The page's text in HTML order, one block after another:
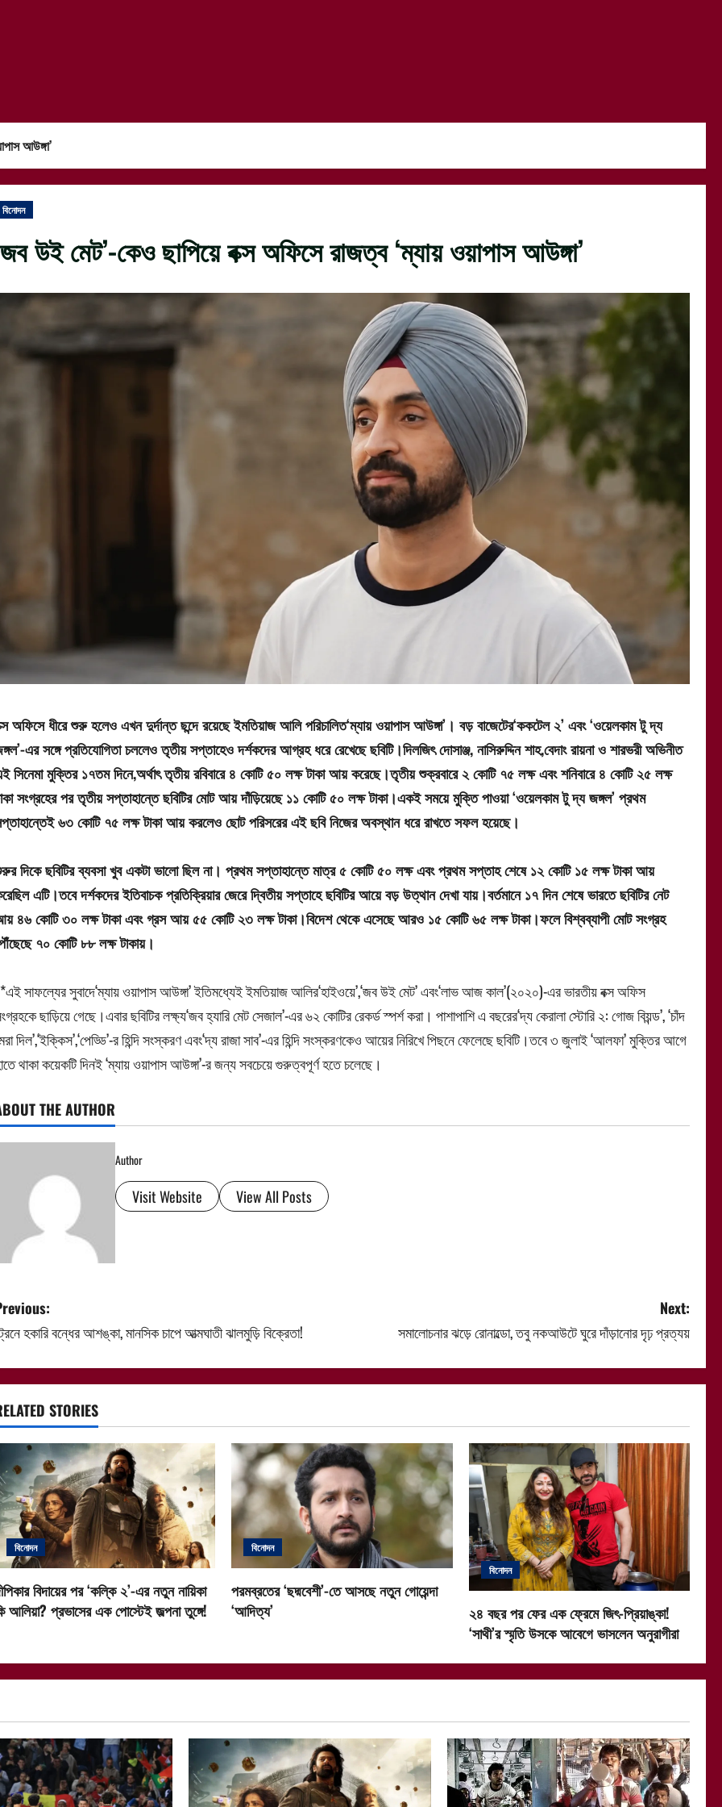
আউঙ্গা’
বিনোদন
উই মেট’-কেও ছাপিয়ে বক্স অফিসে রাজত্ব ‘ম্যায় ওয়াপাস আউঙ্গা’
অফিসে ধীরে শুরু হলেও এখন দুর্দান্ত ছন্দে রয়েছে ইমতিয়াজ আলি পরিচালিত‘ম্যায় ওয়াপাস আউঙ্গা’। বড় বাজেটের‘ককটেল ২’ এবং ‘ওয়েলকাম টু দ্য
এর সঙ্গে প্রতিযোগিতা চললেও তৃতীয় সপ্তাহেও দর্শকদের আগ্রহ ধরে রেখেছে ছবিটি।দিলজিৎ দোসাঞ্জ, নাসিরুদ্দিন শাহ,বেদাং রায়না ও শারভরী অভিনীত
সিনেমা মুক্তির ১৭তম দিনে,অর্থাৎ তৃতীয় রবিবারে ৪ কোটি ৫০ লক্ষ টাকা আয় করেছে।তৃতীয় শুক্রবারে ২ কোটি ৭৫ লক্ষ এবং শনিবারে ৪ কোটি ২৫ লক্ষ
সংগ্রহের পর তৃতীয় সপ্তাহান্তে ছবিটির মোট আয় দাঁড়িয়েছে ১১ কোটি ৫০ লক্ষ টাকা।একই সময়ে মুক্তি পাওয়া ‘ওয়েলকাম টু দ্য জঙ্গল’ প্রথম
৬৩ কোটি ৭৫ লক্ষ টাকা আয় করলেও ছোট পরিসরের এই ছবি নিজের অবস্থান ধরে রাখতে সফল হয়েছে।
দিকে ছবিটির ব্যবসা খুব একটা ভালো ছিল না। প্রথম সপ্তাহান্তে মাত্র ৫ কোটি ৫০ লক্ষ এবং প্রথম সপ্তাহ শেষে ১২ কোটি ১৫ লক্ষ টাকা আয়
এটি।তবে দর্শকদের ইতিবাচক প্রতিক্রিয়ার জেরে দ্বিতীয় সপ্তাহে ছবিটির আয়ে বড় উত্থান দেখা যায়।বর্তমানে ১৭ দিন শেষে ভারতে ছবিটির নেট
৪৬ কোটি ৩০ লক্ষ টাকা এবং গ্রস আয় ৫৫ কোটি ২৩ লক্ষ টাকা।বিদেশ থেকে এসেছে আরও ১৫ কোটি ৬৫ লক্ষ টাকা।ফলে বিশ্বব্যাপী মোট সংগ্রহ
৭০ কোটি ৮৮ লক্ষ টাকায়।
সাফল্যের সুবাদে‘ম্যায় ওয়াপাস আউঙ্গা’ ইতিমধ্যেই ইমতিয়াজ আলির‘হাইওয়ে’,‘জব উই মেট’ এবং‘লাভ আজ কাল’(২০২০)-এর ভারতীয় বক্স অফিস
ছাড়িয়ে গেছে।এবার ছবিটির লক্ষ্য‘জব হ্যারি মেট সেজাল’-এর ৬২ কোটির রেকর্ড স্পর্শ করা। পাশাপাশি এ বছরের‘দ্য কেরালা স্টোরি ২: গোজ বিয়ন্ড’, ‘চাঁদ
দিল’,‘ইক্কিস’,‘পেড্ডি’-র হিন্দি সংস্করণ এবং‘দ্য রাজা সাব’-এর হিন্দি সংস্করণকেও আয়ের নিরিখে পিছনে ফেলেছে ছবিটি।তবে ৩ জুলাই ‘আলফা’ মুক্তির আগে
থাকা কয়েকটি দিনই ‘ম্যায় ওয়াপাস আউঙ্গা’-র জন্য সবচেয়ে গুরুত্বপূর্ণ হতে চলেছে।
THE AUTHOR
Author
Visit Website View All Posts
হকারি বন্ধের আশঙ্কা, মানসিক চাপে আত্মঘাতী ঝালমুড়ি বিক্রেতা!
Next:
সমালোচনার ঝড়ে রোনাল্ডো, তবু নকআউটে ঘুরে দাঁড়ানোর দৃঢ় প্রত্যয়
STORIES
বিনোদন
বিদায়ের পর ‘কল্কি ২’-এর নতুন নায়িকা
আলিয়া? প্রভাসের এক পোস্টেই জল্পনা তুঙ্গে!
বিনোদন
পরমব্রতের ‘ছদ্মবেশী’-তে আসছে নতুন গোয়েন্দা
‘আদিত্য’
বিনোদন
২৪ বছর পর ফের এক ফ্রেমে জিৎ-প্রিয়াঙ্কা!
‘সাথী’র স্মৃতি উসকে আবেগে ভাসলেন অনুরাগীরা